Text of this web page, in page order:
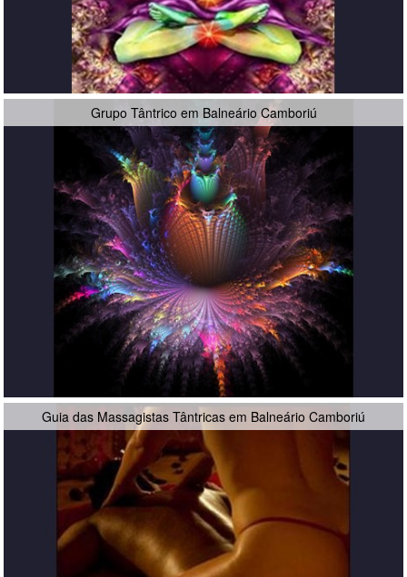
Grupo Tântrico em Balneário Camboriú
Guia das Massagistas Tântricas em Balneário Camboriú